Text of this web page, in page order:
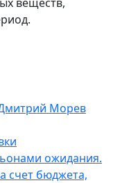
Морев
ожидания.
счет бюджета,